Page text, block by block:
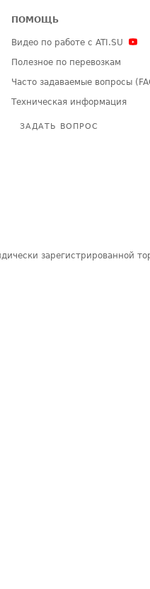
ПОМОЩЬ
Видео по работе с ATI.SU
Полезное по перевозкам
Часто задаваемые вопросы
Техническая информация
ЗАДАТЬ ВОПРОС
зарегистрированной